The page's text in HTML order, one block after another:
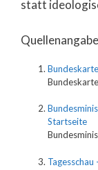
statt
Startseite